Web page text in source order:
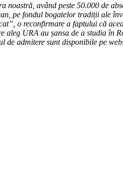
având peste 50.000 de
pe fondul bogatelor tradiții ale
o reconfirmare a faptului că
URA au șansa de a studia în
admitere sunt disponibile pe